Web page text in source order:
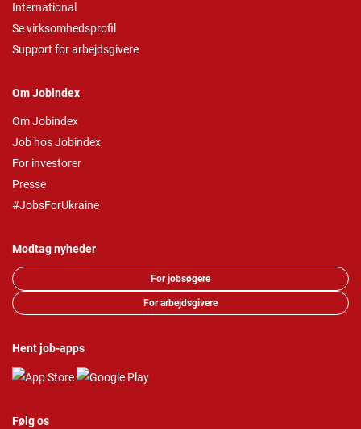
International
Se virksomhedsprofil
Support for arbejdsgivere
Om Jobindex
Om Jobindex
Job hos Jobindex
For investorer
Presse
#JobsForUkraine
Modtag nyheder
For jobsøgere
For arbejdsgivere
Hent job-apps
Følg os